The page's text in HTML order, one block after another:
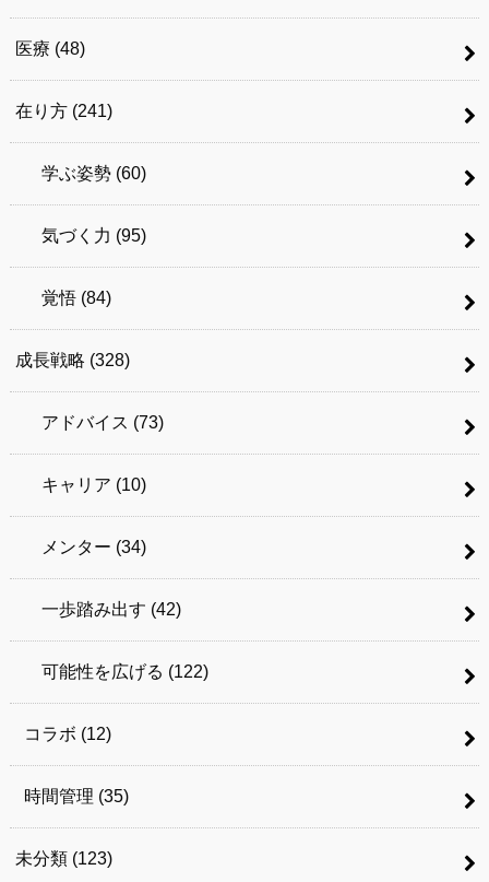
医療 (48)
在り方 (241)
学ぶ姿勢 (60)
気づく力 (95)
覚悟 (84)
成長戦略 (328)
アドバイス (73)
キャリア (10)
メンター (34)
一歩踏み出す (42)
可能性を広げる (122)
コラボ (12)
時間管理 (35)
未分類 (123)